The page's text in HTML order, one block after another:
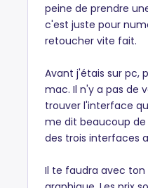
peine de prendre
c'est juste pour
retoucher vite fait.
Avant j'étais sur pc,
mac. Il n'y a pas de
trouver l'interface
me dit beaucoup de
des trois interfaces
Il te faudra avec